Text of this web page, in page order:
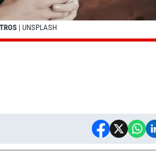
| UNSPLASH